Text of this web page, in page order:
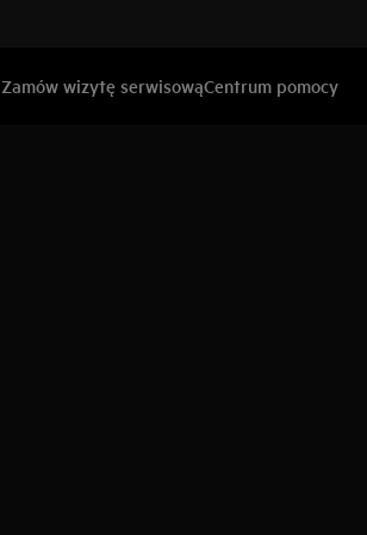
Zamów wizytę serwisowąCentrum pomocy